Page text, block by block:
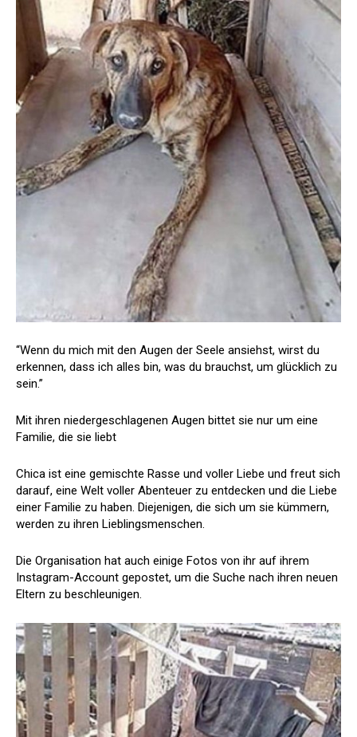
“Wenn du mich mit den Augen der Seele ansiehst, wirst du
erkennen, dass ich alles bin, was du brauchst, um glücklich zu
sein.”
Mit ihren niedergeschlagenen Augen bittet sie nur um eine
Familie, die sie liebt
Chica ist eine gemischte Rasse und voller Liebe und freut sich
darauf, eine Welt voller Abenteuer zu entdecken und die Liebe
einer Familie zu haben. Diejenigen, die sich um sie kümmern,
werden zu ihren Lieblingsmenschen.
Die Organisation hat auch einige Fotos von ihr auf ihrem
Instagram-Account gepostet, um die Suche nach ihren neuen
Eltern zu beschleunigen.